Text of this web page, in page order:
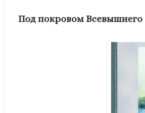
Под покровом Всевышнего